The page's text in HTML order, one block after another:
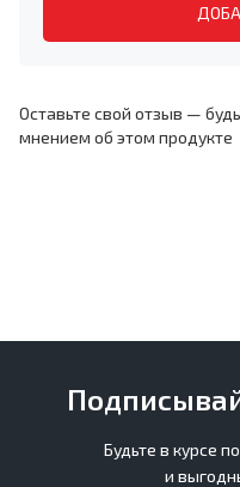
Оставьте свой отзыв —
мнением об этом продукте
Будьте в курсе
и